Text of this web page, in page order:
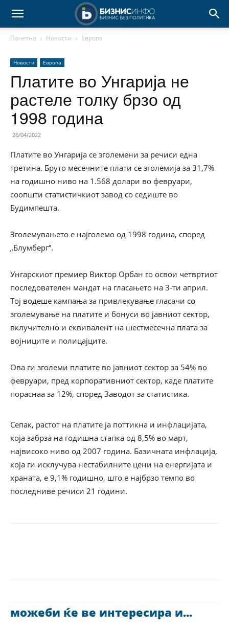
Почетна Новости Европа
Новости Европа
Платите во Унгарија не
растеле толку брзо од
1998 година
26/04/2022
Платите во Унгарија се зголемени за речиси една
третина. Бруто месечните плати се зголемија за 31,7%
на годишно ниво на 1.568 долари во февруари,
соопшти статистичкиот завод со седиште во
Будимпешта.
Зголемувањето е најголемо од 1998 година, според
„Блумберг“.
Унгарскиот премиер Виктор Орбан го освои четвртиот
последователен мандат на гласањето на 3-ти април.
Тој водеше кампања за привлекување гласачи со
зголемување на платите и бонуси во јавниот сектор,
вклучително и еквивалент на шестмесечна плата за
војниците и полицајците.
Ова ги зголеми платите во јавниот сектор за 54% во
февруари, пред корпоративниот сектор, каде платите
пораснаа за 12%, според Заводот за статистика.
Сепак, растот на платите ја поттикна и инфлацијата,
која забрза на годишна стапка од 8,5% во март,
највисоко ниво од 2007 година. Базичната инфлација,
која ги исклучува нестабилните цени на енергијата и
храната, е 9,1% годишно, што е најбрзо темпо во
последниве речиси 21 години.
можеби ќе ве интересира и...